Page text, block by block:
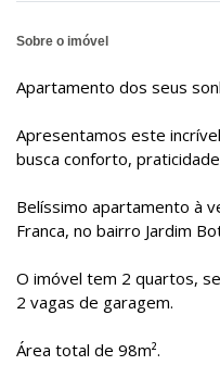
Sobre o imóvel
Apartamento dos seus
Apresentamos este
busca conforto,
Belíssimo apartamento à
Franca, no bairro Jardim
O imóvel tem 2 quartos,
2 vagas de garagem.
Área total de 98m².